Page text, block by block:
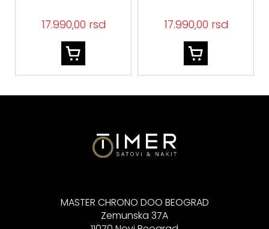
17.990,00 rsd 17.990,00 rsd
MASTER CHRONO DOO BEOGRAD
Zemunska 37A